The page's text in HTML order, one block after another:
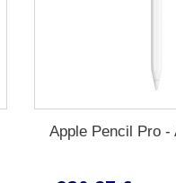
Apple Pencil Pro